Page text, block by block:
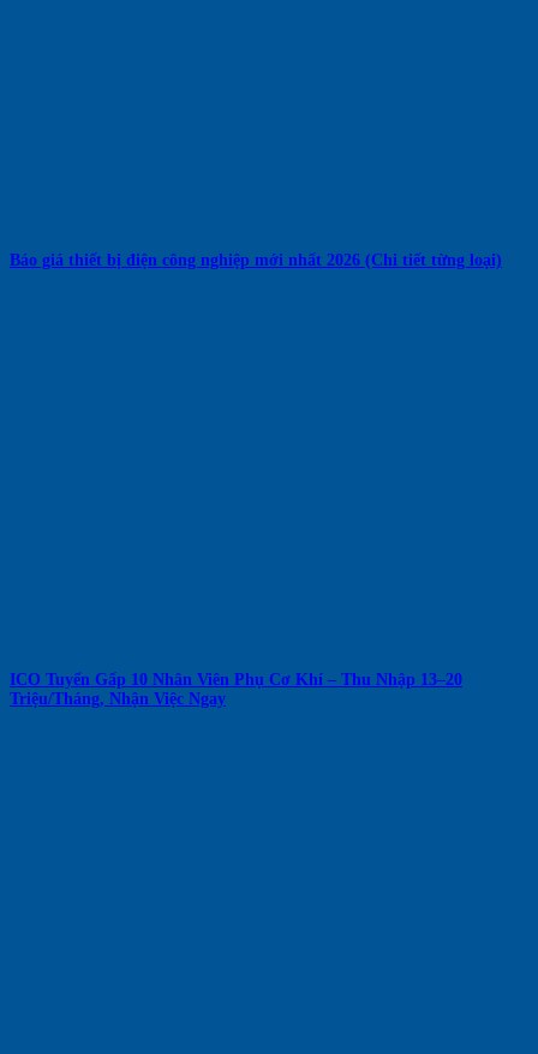
Báo giá thiết bị điện công nghiệp mới nhất 2026 (Chi tiết từng loại)
ICO Tuyển Gấp 10 Nhân Viên Phụ Cơ Khí – Thu Nhập 13–20
Triệu/Tháng, Nhận Việc Ngay